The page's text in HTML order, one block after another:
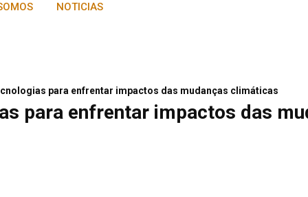
NOTICIAS
para enfrentar impactos das mudanças climáticas
para enfrentar impactos das